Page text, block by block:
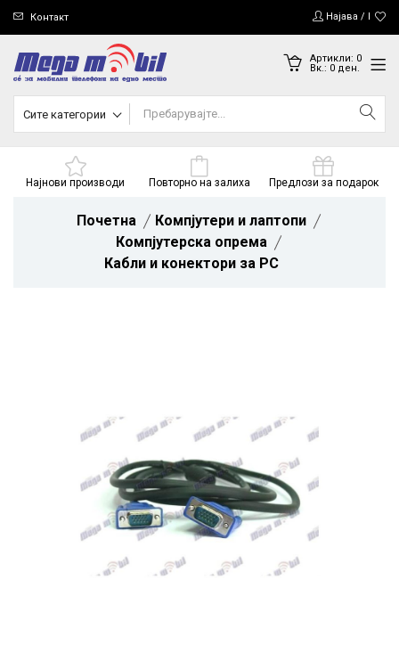
Контакт Најава /
Артикли: 0
Вк.: 0ден.
Сите категории
Најнови производи Повторно на залиха Предлози за подарок
Почетна
Компјутери и лаптопи
Компјутерска опрема
Кабли и конектори за PC